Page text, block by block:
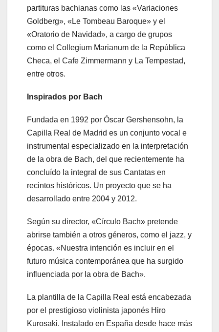
partituras bachianas como las «Variaciones
Goldberg», «Le Tombeau Baroque» y el
«Oratorio de Navidad», a cargo de grupos
como el Collegium Marianum de la República
Checa, el Cafe Zimmermann y La Tempestad,
entre otros.
Inspirados por Bach
Fundada en 1992 por Óscar Gershensohn, la
Capilla Real de Madrid es un conjunto vocal e
instrumental especializado en la interpretación
de la obra de Bach, del que recientemente ha
concluído la integral de sus Cantatas en
recintos históricos. Un proyecto que se ha
desarrollado entre 2004 y 2012.
Según su director, «Círculo Bach» pretende
abrirse también a otros géneros, como el jazz, y
épocas. «Nuestra intención es incluir en el
futuro música contemporánea que ha surgido
influenciada por la obra de Bach».
La plantilla de la Capilla Real está encabezada
por el prestigioso violinista japonés Hiro
Kurosaki. Instalado en España desde hace más